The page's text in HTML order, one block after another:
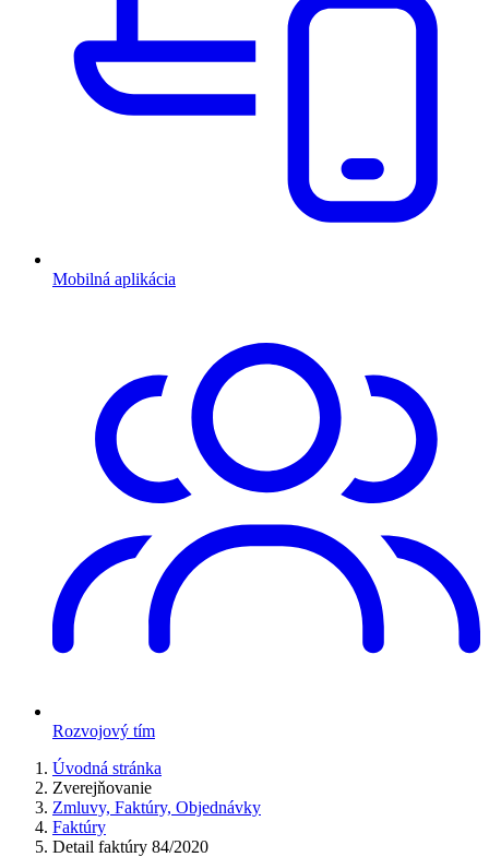
Mobilná aplikácia
Rozvojový tím
Úvodná stránka
Zverejňovanie
Zmluvy, Faktúry, Objednávky
Faktúry
Detail faktúry 84/2020